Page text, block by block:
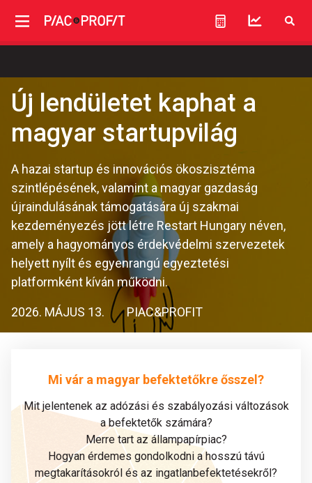
Új lendületet kaphat a
magyar startupvilág
A hazai startup és innovációs ökoszisztéma
szintlépésének, valamint a magyar gazdaság
újraindulásának támogatására új szakmai
kezdeményezés jött létre Restart Hungary néven,
amely a hagyományos érdekvédelmi szervezetek
helyett nyílt és egyenrangú egyeztetési
platformként kíván működni.
2026. MÁJUS 13. PIAC&PROFIT
Mi vár a magyar befektetőkre ősszel?
Mit jelentenek az adózási és szabályozási változások
a befektetők számára?
Merre tart az állampapírpiac?
Hogyan érdemes gondolkodni a hosszú távú
megtakarításokról és az ingatlanbefektetésekről?